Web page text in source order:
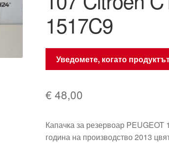
1517C9
Уведомете, когато
€ 48,00
Капачка за резервоар
година на производство 2013